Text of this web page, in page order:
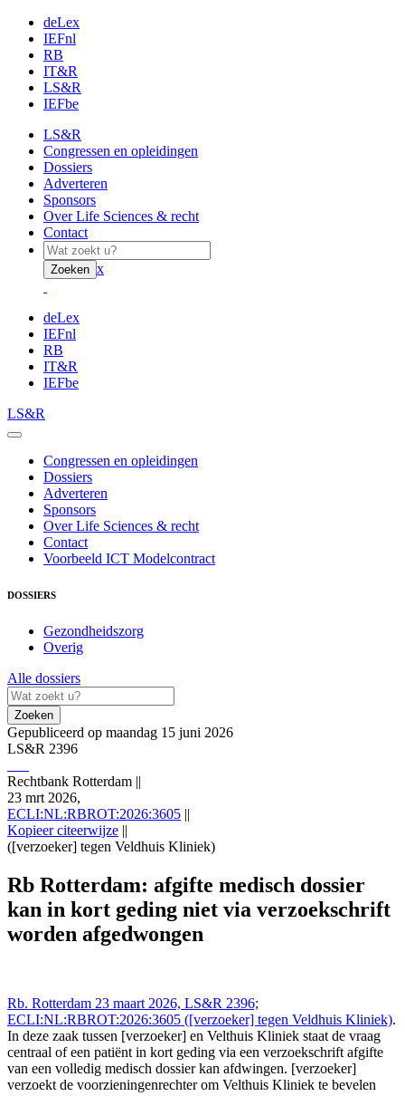
deLex
IEFnl
RB
IT&R
LS&R
IEFbe
LS&R
Congressen en opleidingen
Dossiers
Adverteren
Sponsors
Over Life Sciences & recht
Contact
Zoeken x
deLex
IEFnl
RB
IT&R
IEFbe
LS&R
Congressen en opleidingen
Dossiers
Adverteren
Sponsors
Over Life Sciences & recht
Contact
Voorbeeld ICT Modelcontract
DOSSIERS
Gezondheidszorg
Overig
Alle dossiers
Zoeken
Gepubliceerd op maandag 15 juni 2026
LS&R 2396
Rechtbank Rotterdam ||
23 mrt 2026,
ECLI:NL:RBROT:2026:3605 ||
Kopieer citeerwijze ||
([verzoeker] tegen Veldhuis Kliniek)
ECLI:NL:RBROT:2026:3605 (([verzoeker] tegen Veldhuis
Kliniek)), https://redactie-delex.cshark.nl/artikelen/rb-rotterdam-
afgifte-medisch-dossier-kan-in-kort-geding-niet-via-verzoekschrift-
worden-afgedwongen
Rb Rotterdam: afgifte medisch dossier
kan in kort geding niet via verzoekschrift
worden afgedwongen
Rb. Rotterdam 23 maart 2026, LS&R 2396;
ECLI:NL:RBROT:2026:3605 ([verzoeker] tegen Veldhuis Kliniek).
In deze zaak tussen [verzoeker] en Velthuis Kliniek staat de vraag
centraal of een patiënt in kort geding via een verzoekschrift afgifte
van een volledig medisch dossier kan afdwingen. [verzoeker]
verzoekt de voorzieningenrechter om Velthuis Kliniek te bevelen